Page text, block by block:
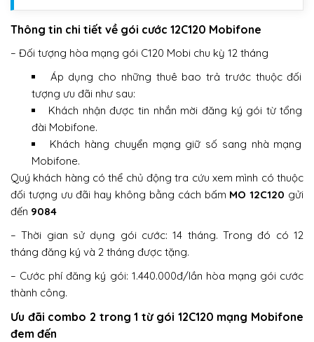
Thông tin chi tiết về gói cước 12C120 Mobifone
– Đối tượng hòa mạng gói C120 Mobi chu kỳ 12 tháng
Áp dụng cho những thuê bao trả trước thuộc đối
tượng ưu đãi như sau:
Khách nhận được tin nhắn mời đăng ký gói từ tổng
đài Mobifone.
Khách hàng chuyển mạng giữ số sang nhà mạng
Mobifone.
Quý khách hàng có thể chủ động tra cứu xem mình có thuộc
đối tượng ưu đãi hay không bằng cách bấm MO 12C120 gửi
đến 9084
– Thời gian sử dụng gói cước: 14 tháng. Trong đó có 12
tháng đăng ký và 2 tháng được tặng.
– Cước phí đăng ký gói: 1.440.000đ/lần hòa mạng gói cước
thành công.
Ưu đãi combo 2 trong 1 từ gói 12C120 mạng Mobifone
đem đến